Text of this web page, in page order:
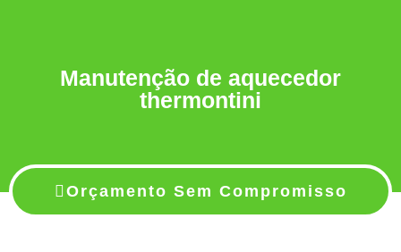
Manutenção de aquecedor
thermontini
Orçamento Sem Compromisso